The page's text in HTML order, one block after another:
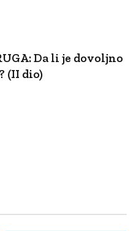
Da li je dovoljno
(II dio)